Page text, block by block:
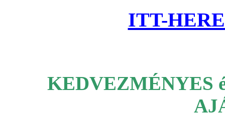
ITT-
KEDVEZMÉNYES